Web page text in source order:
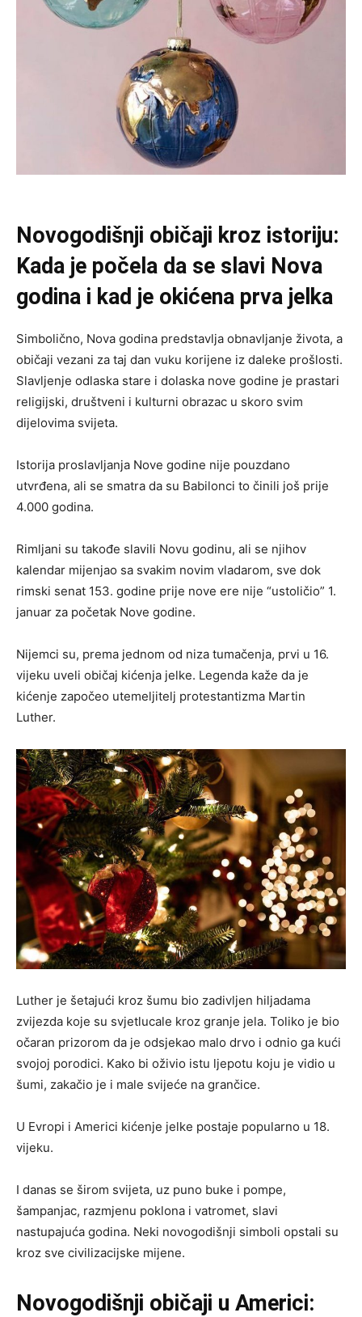
Novogodišnji običaji kroz istoriju:
Kada je počela da se slavi Nova
godina i kad je okićena prva jelka
Simbolično, Nova godina predstavlja obnavljanje života, a
običaji vezani za taj dan vuku korijene iz daleke prošlosti.
Slavljenje odlaska stare i dolaska nove godine je prastari
religijski, društveni i kulturni obrazac u skoro svim
dijelovima svijeta.
Istorija proslavljanja Nove godine nije pouzdano
utvrđena, ali se smatra da su Babilonci to činili još prije
4.000 godina.
Rimljani su takođe slavili Novu godinu, ali se njihov
kalendar mijenjao sa svakim novim vladarom, sve dok
rimski senat 153. godine prije nove ere nije “ustoličio” 1.
januar za početak Nove godine.
Nijemci su, prema jednom od niza tumačenja, prvi u 16.
vijeku uveli običaj kićenja jelke. Legenda kaže da je
kićenje započeo utemeljitelj protestantizma Martin
Luther.
Luther je šetajući kroz šumu bio zadivljen hiljadama
zvijezda koje su svjetlucale kroz granje jela. Toliko je bio
očaran prizorom da je odsjekao malo drvo i odnio ga kući
svojoj porodici. Kako bi oživio istu ljepotu koju je vidio u
šumi, zakačio je i male svijeće na grančice.
U Evropi i Americi kićenje jelke postaje popularno u 18.
vijeku.
I danas se širom svijeta, uz puno buke i pompe,
šampanjac, razmjenu poklona i vatromet, slavi
nastupajuća godina. Neki novogodišnji simboli opstali su
kroz sve civilizacijske mijene.
Novogodišnji običaji u Americi: